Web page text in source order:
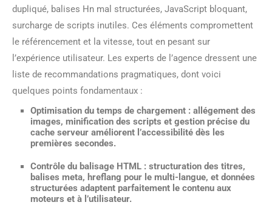
dupliqué, balises Hn mal structurées, JavaScript bloquant,
surcharge de scripts inutiles. Ces éléments compromettent
le référencement et la vitesse, tout en pesant sur
l’expérience utilisateur. Les experts de l’agence dressent une
liste de recommandations pragmatiques, dont voici
quelques points fondamentaux :
Optimisation du temps de chargement : allégement des
images, minification des scripts et gestion précise du
cache serveur améliorent l’accessibilité dès les
premières secondes.
Contrôle du balisage HTML : structuration des titres,
balises meta, hreflang pour le multi-langue, et données
structurées adaptent parfaitement le contenu aux
moteurs et à l’utilisateur.